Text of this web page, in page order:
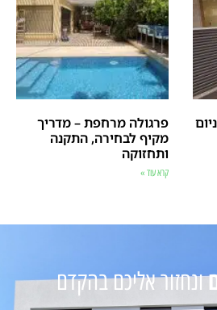
פרגולה מרחפת – מדריך
מקיף לבחירה, התקנה
ותחזוקה
קרא עוד »
ונחזור אליכם בהקדם